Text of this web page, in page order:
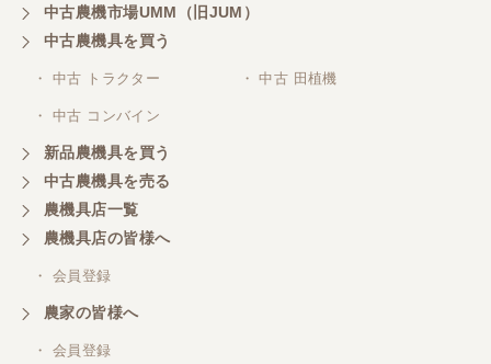
中古農機市場UMM（旧JUM）
中古農機具を買う
・ 中古 トラクター ・ 中古 田植機
・ 中古 コンバイン
新品農機具を買う
中古農機具を売る
農機具店一覧
農機具店の皆様へ
・ 会員登録
農家の皆様へ
・ 会員登録